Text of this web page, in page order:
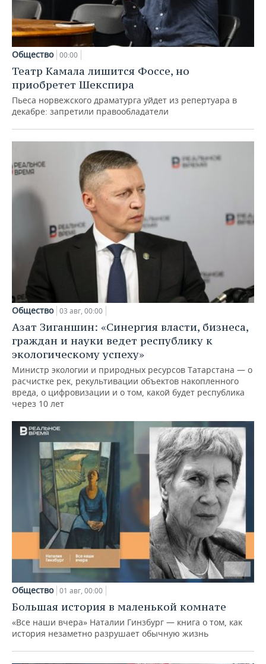
Общество 00:00
Театр Камала лишится Фоссе, но
приобретет Шекспира
Пьеса норвежского драматурга уйдет из репертуара в
декабре: запретили правообладатели
Общество 03 авг, 00:00
Азат Зиганшин: «Синергия власти, бизнеса,
граждан и науки ведет республику к
экологическому успеху»
Министр экологии и природных ресурсов Татарстана — о
расчистке рек, рекультивации объектов накопленного
вреда, о цифровизации и о том, какой будет республика
через 10 лет
Общество 01 авг, 00:00
Большая история в маленькой комнате
«Все наши вчера» Наталии Гинзбург — книга о том, как
история незаметно разрушает обычную жизнь